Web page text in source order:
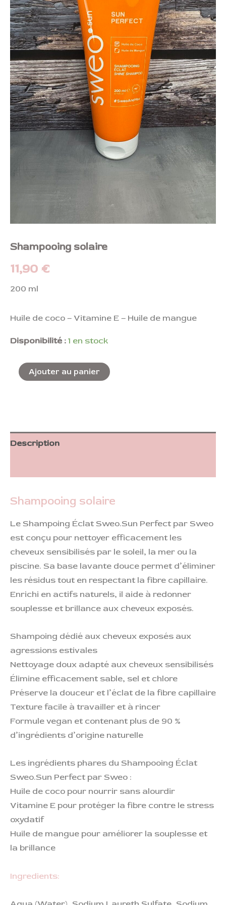
Shampooing solaire
11,90 €
200 ml
Huile de coco – Vitamine E – Huile de mangue
Disponibilité : 1 en stock
Ajouter au panier
Description
Shampooing solaire
Le Shampoing Éclat Sweo.Sun Perfect par Sweo
est conçu pour nettoyer efficacement les
cheveux sensibilisés par le soleil, la mer ou la
piscine. Sa base lavante douce permet d’éliminer
les résidus tout en respectant la fibre capillaire.
Enrichi en actifs naturels, il aide à redonner
souplesse et brillance aux cheveux exposés.
Shampoing dédié aux cheveux exposés aux
agressions estivales
Nettoyage doux adapté aux cheveux sensibilisés
Élimine efficacement sable, sel et chlore
Préserve la douceur et l’éclat de la fibre capillaire
Texture facile à travailler et à rincer
Formule vegan et contenant plus de 90 %
d’ingrédients d’origine naturelle
Les ingrédients phares du Shampooing Éclat
Sweo.Sun Perfect par Sweo :
Huile de coco pour nourrir sans alourdir
Vitamine E pour protéger la fibre contre le stress
oxydatif
Huile de mangue pour améliorer la souplesse et
la brillance
Ingredients: